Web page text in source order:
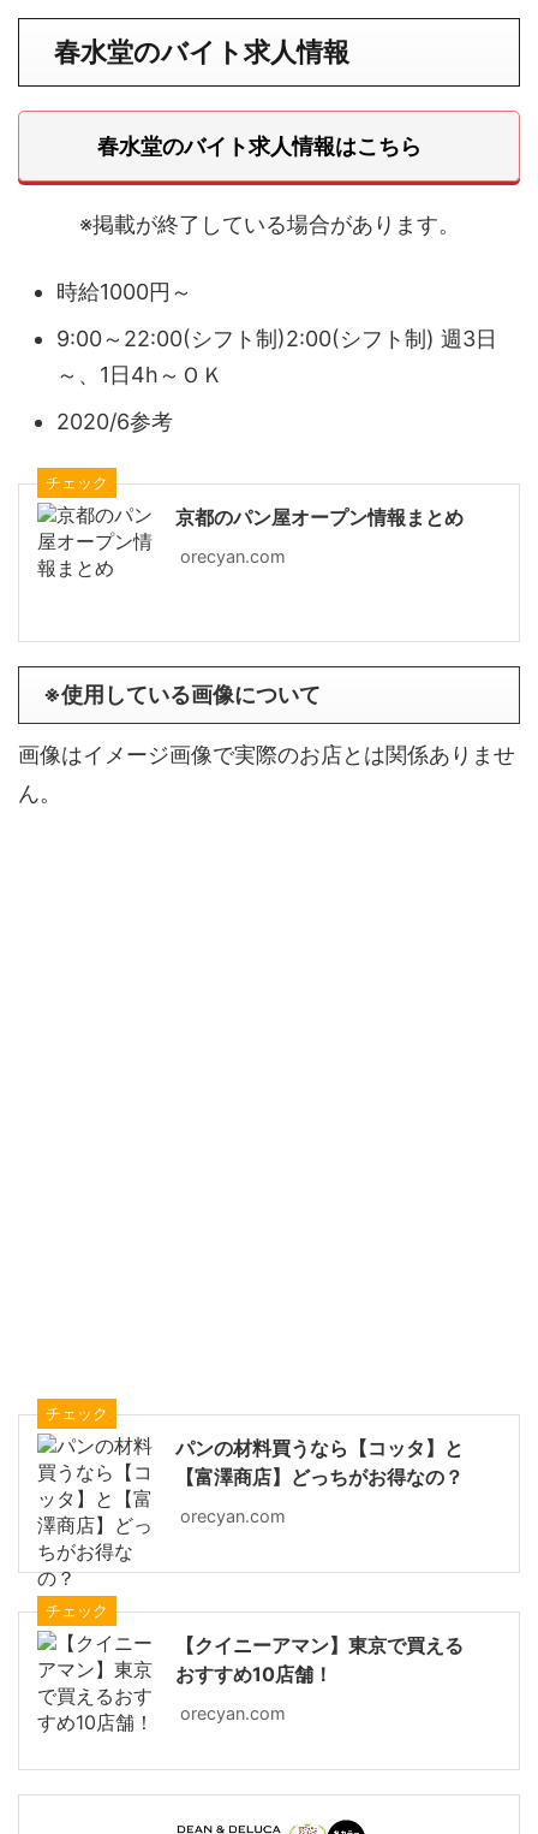
春水堂のバイト求人情報
春水堂のバイト求人情報はこちら
※掲載が終了している場合があります。
時給1000円～
9:00～22:00(シフト制)2:00(シフト制) 週3日
～、1日4h～ＯＫ
2020/6参考
チェック
京都のパン屋オープン情報まとめ
orecyan.com
※使用している画像について
画像はイメージ画像で実際のお店とは関係ありませ
ん。
チェック
パンの材料買うなら【コッタ】と
【富澤商店】どっちがお得なの？
orecyan.com
チェック
【クイニーアマン】東京で買える
おすすめ10店舗！
orecyan.com